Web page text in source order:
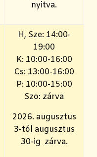
nyitva.
H, Sze: 14:00-
19:00
K: 10:00-16:00
Cs: 13:00-16:00
P: 10:00-15:00
Szo: zárva
2026. augusztus
3-tól augusztus
30-ig zárva.